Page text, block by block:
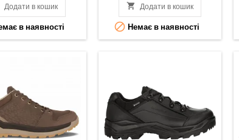
Додати в кошик
в наявності
 Додати в кошик
 Немає в наявності